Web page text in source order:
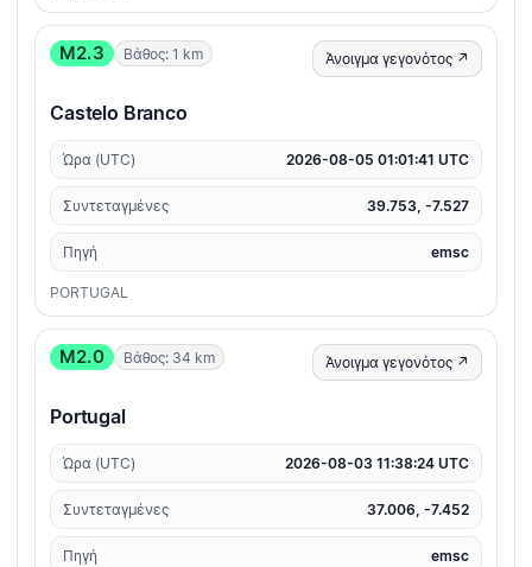
M2.3 Βάθος: 1 km Άνοιγμα γεγονότος ↗
Castelo Branco
Ώρα (UTC) 2026-08-05 01:01:41 UTC
Συντεταγμένες 39.753, -7.527
Πηγή emsc
PORTUGAL
M2.0 Βάθος: 34 km Άνοιγμα γεγονότος ↗
Portugal
Ώρα (UTC) 2026-08-03 11:38:24 UTC
Συντεταγμένες 37.006, -7.452
Πηγή emsc